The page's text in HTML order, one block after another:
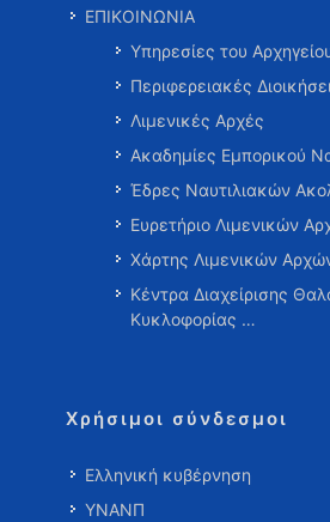
ΕΠΙΚΟΙΝΩΝΙΑ
Υπηρεσίες του
Περιφερειακές
Λιμενικές Αρχές
Ακαδημίες Εμπορικού
Έδρες Ναυτιλιακών
Ευρετήριο Λιμενικών
Χάρτης Λιμενικών
Κέντρα Διαχείρισης
Κυκλοφορίας …
Χρήσιμοι σύνδεσμοι
Ελληνική κυβέρνηση
ΥΝΑΝΠ